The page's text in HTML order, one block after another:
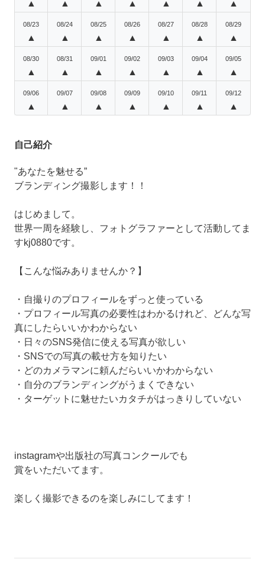
▲ ▲ ▲ ▲ ▲ ▲ ▲
08/23
▲
08/24
▲
08/25
▲
08/26
▲
08/27
▲
08/28
▲
08/29
▲
08/30
▲
08/31
▲
09/01
▲
09/02
▲
09/03
▲
09/04
▲
09/05
▲
09/06
▲
09/07
▲
09/08
▲
09/09
▲
09/10
▲
09/11
▲
09/12
▲
自己紹介
"あなたを魅せる”
ブランディング撮影します！！
はじめまして。
世界一周を経験し、フォトグラファーとして活動してま
すkj0880です。
【こんな悩みありませんか？】
・自撮りのプロフィールをずっと使っている
・プロフィール写真の必要性はわかるけれど、どんな写
真にしたらいいかわからない
・日々のSNS発信に使える写真が欲しい
・SNSでの写真の載せ方を知りたい
・どのカメラマンに頼んだらいいかわからない
・自分のブランディングがうまくできない
・ターゲットに魅せたいカタチがはっきりしていない
instagramや出版社の写真コンクールでも
賞をいただいてます。
楽しく撮影できるのを楽しみにしてます！